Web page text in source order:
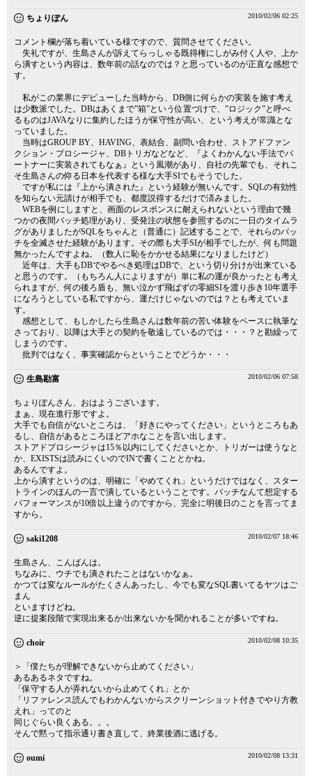
ちょりぽん 2010/02/06 02:25
コメント欄が落ち着いている様ですので、質問させてください。
失礼ですが、生島さんが訴えてらっしゃる既得権にしがみ付く人や、上か
ら潰すという内容は、数年前の話なのでは？と思っているのが正直な感想で
す。
私がこの業界にデビューした当時から、DB側に何らかの実装を施す考え
は少数派でした。DBはあくまで”箱”という位置づけで、”ロジック”と呼べ
るものはJAVAなりに集約したほうが保守性が高い、という考えが常識とな
っていました。
当時はGROUP BY、HAVING、表結合、副問い合わせ、ストアドファン
クション・プロシージャ、DBトリガなどなど、『よくわかんない手法でパ
ートナーに実装されてもなぁ』という風潮があり、自社の先輩でも、それこ
そ生島さんの仰る日本を代表する様な大手SIでもそうでした。
ですが私には『上から潰された』という経験が無いんです。SQLの有効性
を知らない元請けが相手でも、都度説得するだけで済みました。
WEBを例にしますと、画面のレスポンスに耐えられないという理由で幾
つかの夜間バッチ処理があり、受発注の状態を参照するのに一日のタイムラ
グがありましたがSQLをちゃんと（普通に）記述することで、それらのバッ
チを全滅させた経験があります。その際も大手SIが相手でしたが、何も問題
無かったんですよね。（数人に恥をかかせる結果になりましたけど）
近年は、大手もDBでやるべき処理はDBで、という切り分けが出来ている
と思うのです。（もちろん人によりますが）単に私の運が良かったとも考え
られますが、何の後ろ盾も、無い泣かず飛ばずの零細SIを渡り歩き10年選手
になろうとしている私ですから、運だけじゃないのでは？とも考えていま
す。
感想として、もしかしたら生島さんは数年前の苦い体験をベースに執筆な
さっており、以降は大手との契約を敬遠しているのでは・・・？と勘繰って
しまうのです。
批判ではなく、事実確認からということでどうか・・・
生島勘富 2010/02/06 07:58
ちょりぽんさん、おはようございます。
まぁ、現在進行形ですよ。
大手でも自信がないところは、「好きにやってください」というところもあ
るし、自信があるところほどアホなことを言い出します。
ストアドプロシージャは15％以内にしてくださいとか、トリガーは使うなと
か、EXISTSは読みにくいのでINで書くこととかね。
あるんですよ。
上から潰すというのは、明確に「やめてくれ」というだけではなく、スター
トラインのほんの一言で潰しているということです。バッチなんて想定する
パフォーマンスが10倍以上違うのですから、完全に明後日のことを言ってま
すから。
saki1208 2010/02/07 18:46
生島さん、こんばんは。
ちなみに、ウチでも潰されたことはないかなぁ。
かつては変なルールがたくさんあったし、今でも変なSQL書いてるヤツはご
まん
といますけどね。
逆に提案段階で実現出来るか/出来ないかを聞かれることが多いですね。
choir 2010/02/08 10:35
＞「僕たちが理解できないから止めてください」
あるあるネタですね。
「保守する人が弄れないから止めてくれ」とか
「リファレンス読んでもわかんないからスクリーンショット付きでやり方教
えれ」ってのと
同じぐらい良くある。。。
そんで黙って指示通り書き直して、終業後酒に逃げる。
oumi 2010/02/08 13:31